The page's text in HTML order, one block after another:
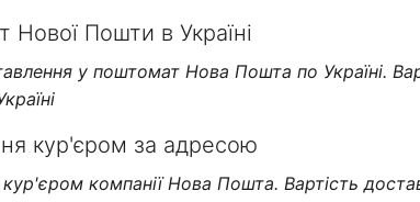
Нової Пошти в Україні
у поштомат Нова Пошта по Україні.
кур'єром за адресою
компанії Нова Пошта. Вартість